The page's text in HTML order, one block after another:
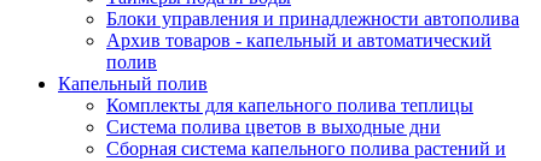
Блоки управления и принадлежности автополива
Архив товаров - капельный и автоматический
полив
Капельный полив
Комплекты для капельного полива теплицы
Система полива цветов в выходные дни
Сборная система капельного полива растений и